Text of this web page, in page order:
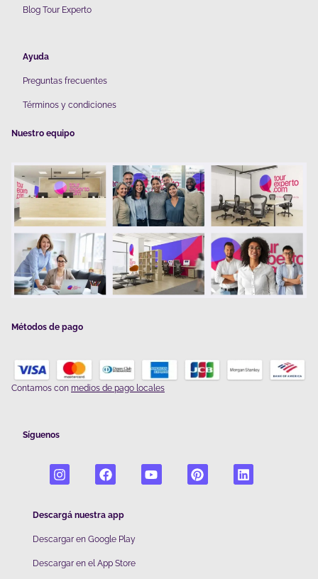
Blog Tour Experto
Ayuda
Preguntas frecuentes
Términos y condiciones
Nuestro equipo
Métodos de pago
Contamos con medios de pago locales
Síguenos
Descargá nuestra app
Descargar en Google Play
Descargar en el App Store